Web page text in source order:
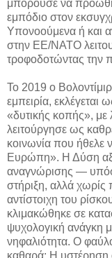
μπορούσε να
εμπόδιο στον
Υπονοούμενα ή και
στην ΕΕ/ΝΑΤΟ
τροφοδοτώντας την
Το 2019 ο
εμπειρία, εκλέγεται
«δυτικής κοπής», με
λειτούργησε ως
κοινωνία που ήθελε
Ευρώπη». Η Δύση
αναγνώρισης —
στήριξη, αλλά χωρίς
αντίστοιχη του
κλιμακώθηκε σε
ψυχολογική ανάγκη
νηφαλιότητα. Ο
καθαρά: Η υστέρηση